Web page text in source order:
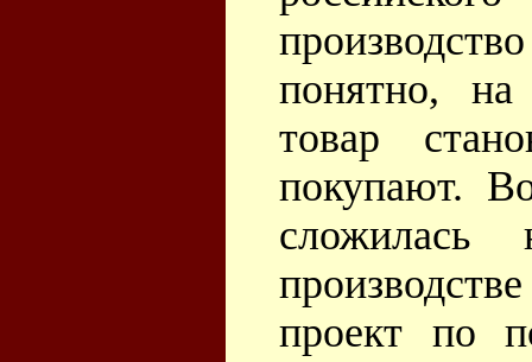
понятно,
товар
покупают.
проект по